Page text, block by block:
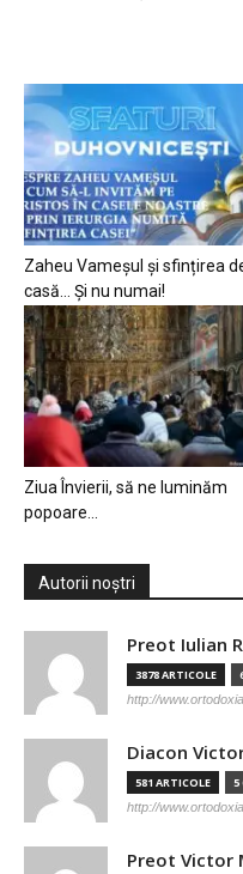
Zaheu Vameșul și sfințirea
casă… Și nu numai!
Ziua Învierii, să ne luminăm
popoare…
Autorii noștri
Preot Iulian
3878 ARTICOLE
http://
Diacon
581 ARTICOLE 5
http://
Preot Victor